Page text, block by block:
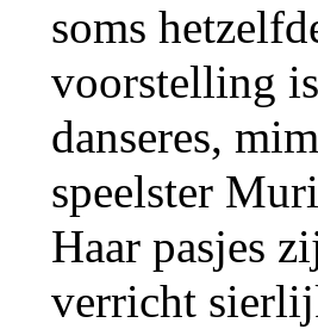
soms
voorstelling
danseres,
speelster
Haar pasjes
verricht